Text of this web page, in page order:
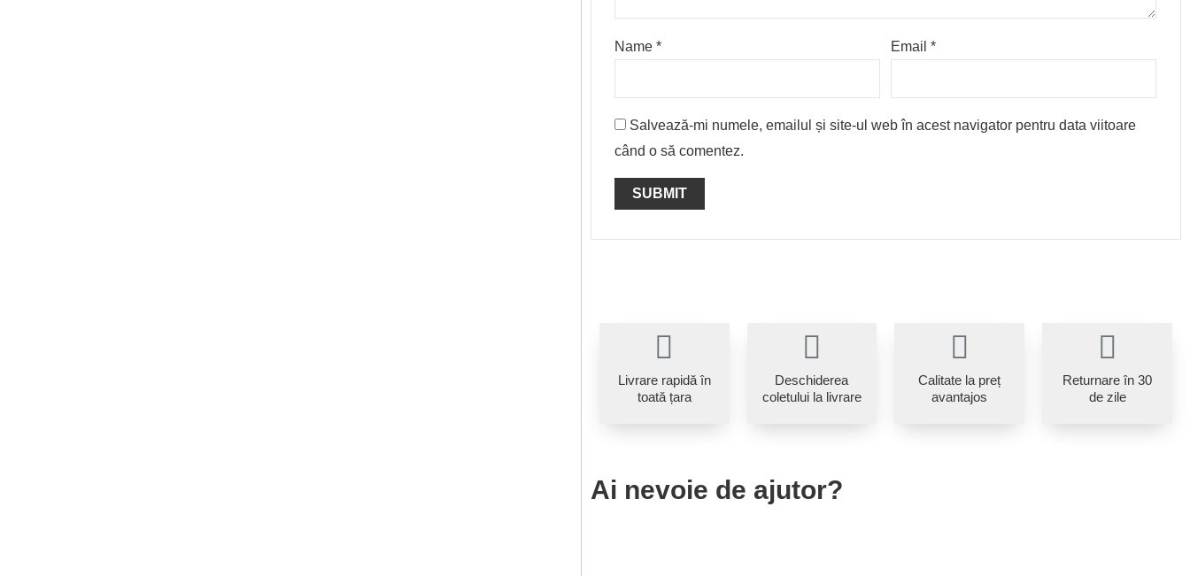
Name* Email*
Salvează-mi numele, emailul și site-ul web în acest navigator pentru data viitoare
când o să comentez.
Livrare rapidă în
toată țara
Deschiderea
coletului la livrare
Calitate la preț
avantajos
Returnare în 30
de zile
Ai nevoie de ajutor?